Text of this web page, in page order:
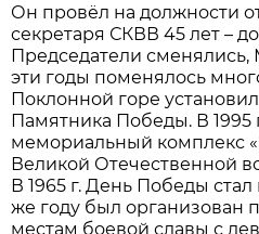
Он провёл на должности
секретаря СКВВ 45 лет –
Председатели сменялись,
эти годы поменялось
Поклонной горе
Памятника Победы. В 1995
мемориальный комплекс
Великой Отечественной
В 1965 г. День Победы
же году был организован
местам боевой славы с